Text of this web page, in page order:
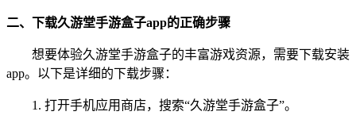
二、下载久游堂手游盒子app的正确步骤
想要体验久游堂手游盒子的丰富游戏资源，需要下载安装
app。以下是详细的下载步骤：
1. 打开手机应用商店，搜索“久游堂手游盒子”。